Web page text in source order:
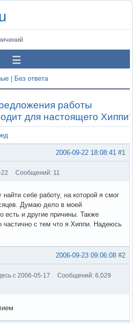
Без ответа
работы
для настоящего
#1
2006-09-22 18:08:41
Сообщений: 11
себе работу, на которой я смог
Думаю дело в моей
есть и другие причины. Также
частично с тем что я Хиппи. Надеюсь
#2
2006-09-23 09:06:08
с 2006-05-17
Сообщений: 6,029